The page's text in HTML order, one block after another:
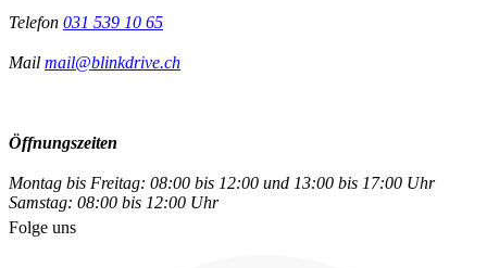
Telefon 031 539 10 65
Mail mail@blinkdrive.ch
Öffnungszeiten
Montag bis Freitag: 08:00 bis 12:00 und 13:00 bis 17:00 Uhr
Samstag: 08:00 bis 12:00 Uhr
Folge uns